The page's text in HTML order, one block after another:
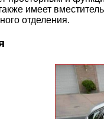
имеет
отделения.